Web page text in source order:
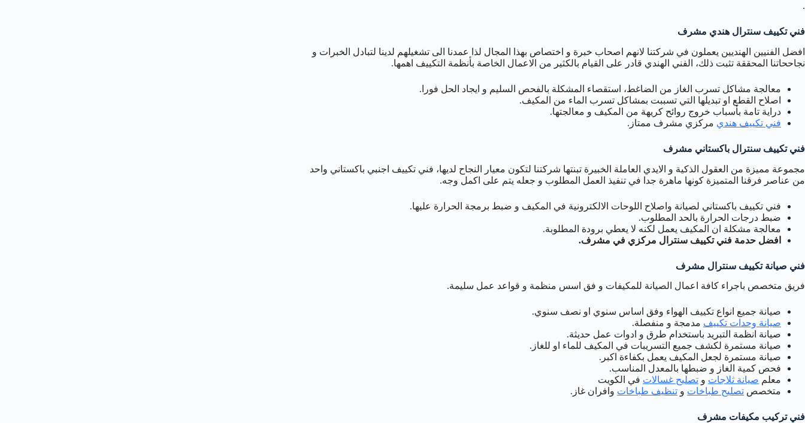
.
فني تكييف سنترال هندي مشرف
افضل الفنيين الهنديين يعملون في شركتنا لانهم اصحاب خبرة و اختصاص بهذا المجال لذا عمدنا الى تشغيلهم لدينا لتبادل الخبرات و
نجاححاتنا المحققة تثبت ذلك، الفني الهندي قادر على القيام بالكثير من الاعمال الخاصة بأنظمة التكييف اهمها.
معالجة مشاكل تسرب الغاز من الضاغط، استقصاء المشكلة بالفحص السليم و ايجاد الحل فورا.
اصلاح القطع او تبديلها التي تسببت بمشاكل تسرب الماء من المكيف.
دراية تامة بأسباب خروج روائح كريهة من المكيف و معالجتها.
فني تكييف هندي مركزي مشرف ممتاز.
فني تكييف سنترال باكستاني مشرف
مجموعة مميزة من العقول الذكية و الايدي العاملة الخبيرة تبنتها شركتنا لتكون معيار النجاح لديها، فني تكييف اجنبي باكستاني واحد
من عناصر فرقنا المتميزة كونها ماهرة جدا في تنفيذ العمل المطلوب و جعله يتم على اكمل وجه.
فني تكييف باكستاني لصيانة واصلاح اللوحات الالكترونية في المكيف و ضبط برمجة الحرارة عليها.
ضبط درجات الحرارة بالحد المطلوب.
معالجة مشكلة ان المكيف يعمل لكنه لا يعطي برودة المطلوبة.
افضل حدمة فني تكييف سنترال مركزي في مشرف.
فني صيانة تكييف سنترال مشرف
فريق متخصص باجراء كافة اعمال الصيانة للمكيفات و فق اسس منظمة و قواعد عمل سليمة.
صيانة جميع انواع تكييف الهواء وفق اساس سنوي او نصف سنوي.
صيانة وحدات تكييف مدمجة و منفصلة.
صيانة انظمة التبريد باستخدام طرق و ادوات عمل حديثة.
صيانة مستمرة لكشف جميع التسريبات في المكيف للماء او للغاز.
صيانة مستمرة لجعل المكيف يعمل بكفاءة اكبر.
فحص كمية الغاز و ضبطها بالمعدل المناسب.
معلم صيانة ثلاجات و تصليح غسالات في الكويت
متخصص تصليح طباخات و تنظيف طباخات وافران غاز.
فني تركيب مكيفات مشرف